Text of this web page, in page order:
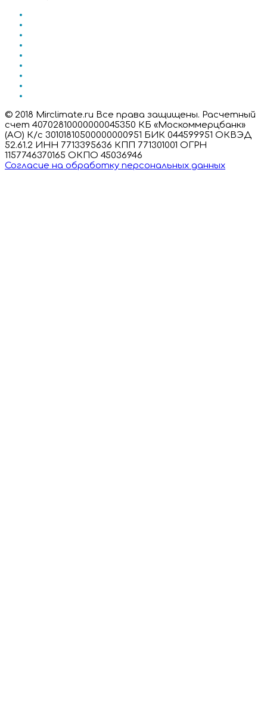
© 2018 Mirclimate.ru Все права защищены. Расчетный
счет 40702810000000045350 КБ «Москоммерцбанк»
(АО) К/с 30101810500000000951 БИК 044599951 ОКВЭД
52.61.2 ИНН 7713395636 КПП 771301001 ОГРН
1157746370165 ОКПО 45036946
Согласие на обработку персональных данных